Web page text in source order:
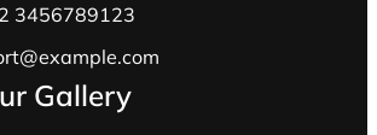
3456789123
Gallery